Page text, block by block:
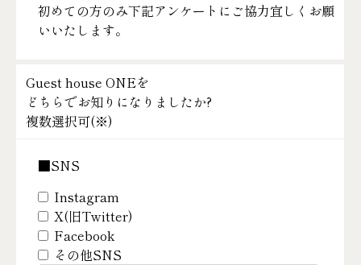
初めての方のみ下記アンケートにご協力宜しくお願
いいたします。
Guest house ONEを
どちらでお知りになりましたか?
複数選択可(※)
■SNS
Instagram
X(旧Twitter)
Facebook
その他SNS